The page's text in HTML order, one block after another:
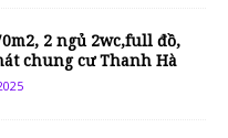
2 ngủ 2wc,full đồ,
chung cư Thanh Hà